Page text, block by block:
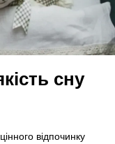
сну
відпочинку